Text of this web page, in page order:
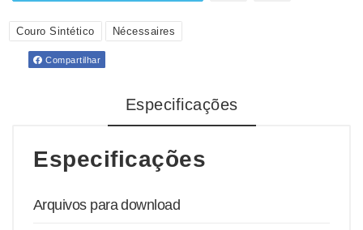
Couro Sintético Nécessaires
Compartilhar
Especificações
Especificações
Arquivos para download